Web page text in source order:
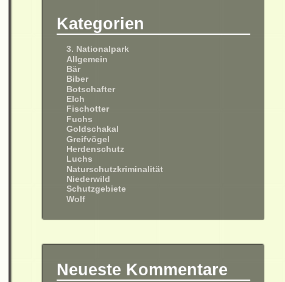
Kategorien
3. Nationalpark
Allgemein
Bär
Biber
Botschafter
Elch
Fischotter
Fuchs
Goldschakal
Greifvögel
Herdenschutz
Luchs
Naturschutzkriminalität
Niederwild
Schutzgebiete
Wolf
Neueste Kommentare